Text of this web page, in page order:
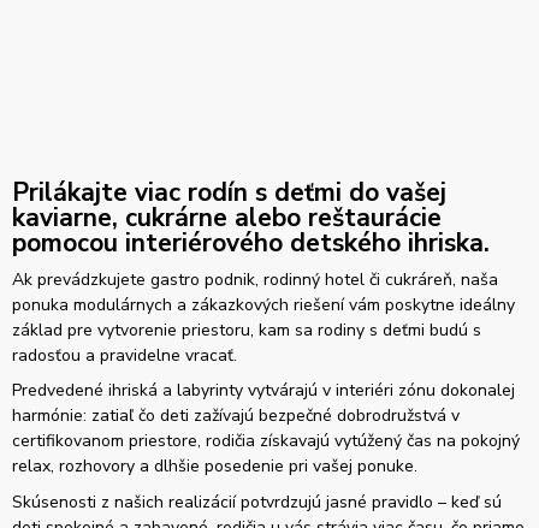
Prilákajte viac rodín s deťmi do vašej
kaviarne, cukrárne alebo reštaurácie
pomocou interiérového detského ihriska.
Ak prevádzkujete gastro podnik, rodinný hotel či cukráreň, naša
ponuka modulárnych a zákazkových riešení vám poskytne ideálny
základ pre vytvorenie priestoru, kam sa rodiny s deťmi budú s
radosťou a pravidelne vracať.
Predvedené ihriská a labyrinty vytvárajú v interiéri zónu dokonalej
harmónie: zatiaľ čo deti zažívajú bezpečné dobrodružstvá v
certifikovanom priestore, rodičia získavajú vytúžený čas na pokojný
relax, rozhovory a dlhšie posedenie pri vašej ponuke.
Skúsenosti z našich realizácií potvrdzujú jasné pravidlo – keď sú